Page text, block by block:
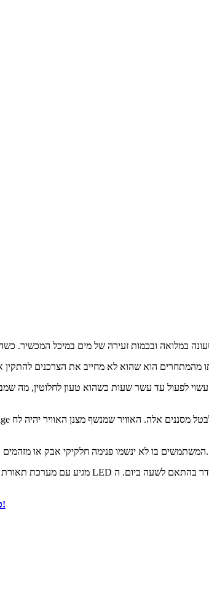
עשוי לפעול עד עשר שעות כשהוא טעון לחלוטין,
המשתמשים בו לא ינשמו פנימה חלקיקי אבק או מזהמים אחרים המסוכנים לבריאותם ויש להימנע מהם בכל מחיר מכיוון שהוא מכיל מסננים.
=> בצע את ההזמנה שלך מהאתר הרשמי של "Cooledge AC" כדי למנוע הונאות!